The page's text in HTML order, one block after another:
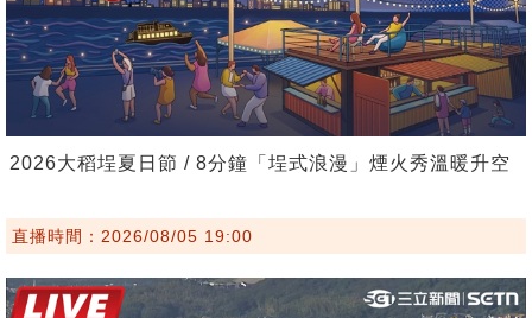
2026大稻埕夏日節 / 8分鐘「埕式浪漫」煙火秀溫暖升空
直播時間：2026/08/05 19:00